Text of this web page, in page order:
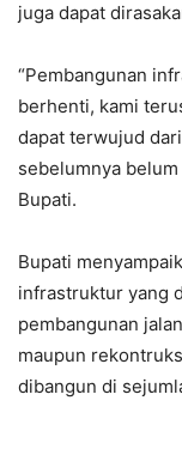
juga dapat
“Pembangunan
berhenti, kami
dapat terwujud
sebelumnya
Bupati.
Bupati
infrastruktur yang
pembangunan
maupun
dibangun di